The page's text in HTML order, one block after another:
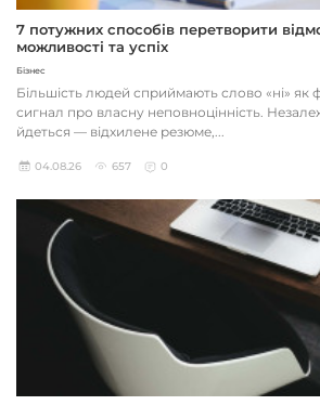
7 потужних способів перетворити
можливості та успіх
Бізнес
Більшість людей сприймають слово «ні» як
сигнал про власну неповноцінність.
йдеться — відхилене резюме,...
04.08.26 657 0